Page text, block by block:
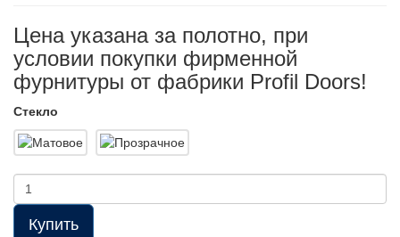
Цена указана за полотно, при
условии покупки фирменной
фурнитуры от фабрики Profil Doors!
Стекло
Купить